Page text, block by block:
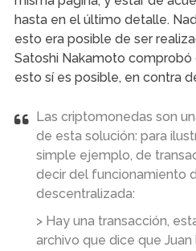
hasta en el último detalle.
esto era posible de ser
Satoshi Nakamoto comprobó
esto sí es posible, en contra
Las criptomonedas son
de esta solución: para
simple ejemplo, de
decir del funcionamiento
descentralizada:
> Hay una transacción,
archivo que dice que Juan